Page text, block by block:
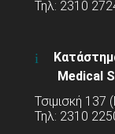
Τηλ: 2310
Medical
Τσιμισκή
Τηλ: 2310